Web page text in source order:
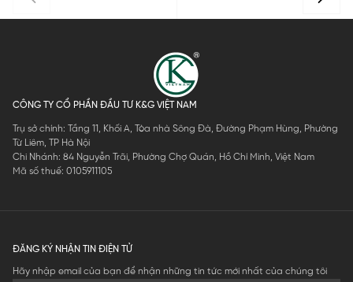
CÔNG TY CỔ PHẦN ĐẦU TƯ K&G VIỆT NAM
Trụ sở chính: Tầng 11, Khối A, Tòa nhà Sông Đà, Đường Phạm Hùng, Phường
Từ Liêm, TP Hà Nội
Chi Nhánh: 84 Nguyễn Trãi, Phường Chợ Quán, Hồ Chí Minh, Việt Nam
Mã số thuế: 0105911105
ĐĂNG KÝ NHẬN TIN ĐIỆN TỬ
Hãy nhập email của bạn để nhận những tin tức mới nhất của chúng tôi